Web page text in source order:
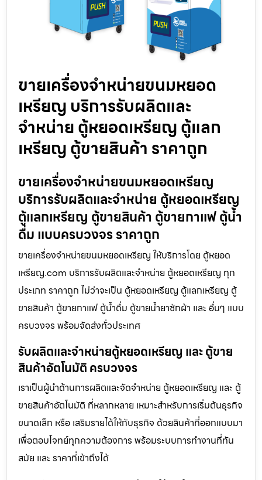
ขายเครื่องจำหน่ายขนมหยอด
เหรียญ​ บริการรับผลิตและ
จำหน่าย ตู้หยอดเหรียญ ตู้แลก
เหรียญ ตู้ขายสินค้า ราคาถูก
ขายเครื่องจำหน่ายขนมหยอดเหรียญ​
บริการรับผลิตและจำหน่าย ตู้หยอดเหรียญ
ตู้แลกเหรียญ ตู้ขายสินค้า ตู้ขายกาแฟ ตู้น้ำ
ดื่ม แบบครบวงจร ราคาถูก
ขายเครื่องจำหน่ายขนมหยอดเหรียญ​ ให้บริการโดย ตู้หยอด
เหรียญ.com บริการรับผลิตและจำหน่าย ตู้หยอดเหรียญ ทุก
ประเภท ราคาถูก ไม่ว่าจะเป็น ตู้หยอดเหรียญ ตู้แลกเหรียญ ตู้
ขายสินค้า ตู้ขายกาแฟ ตู้น้ำดื่ม ตู้ขายน้ำยาซักผ้า และ อื่นๆ แบบ
ครบวงจร พร้อมจัดส่งทั่วประเทศ
รับผลิตและจำหน่ายตู้หยอดเหรียญ และ ตู้ขาย
สินค้าอัตโนมัติ ครบวงจร
เราเป็นผู้นำด้านการผลิตและจัดจำหน่าย ตู้หยอดเหรียญ และ ตู้
ขายสินค้าอัตโนมัติ ที่หลากหลาย เหมาะสำหรับการเริ่มต้นธุรกิจ
ขนาดเล็ก หรือ เสริมรายได้ให้กับธุรกิจ ด้วยสินค้าที่ออกแบบมา
เพื่อตอบโจทย์ทุกความต้องการ พร้อมระบบการทำงานที่ทัน
สมัย และ ราคาที่เข้าถึงได้